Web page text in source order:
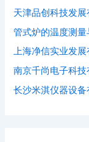
天津品创科技发展
管式炉的温度测
上海净信实业发展
南京千尚电子科技
长沙米淇仪器设备